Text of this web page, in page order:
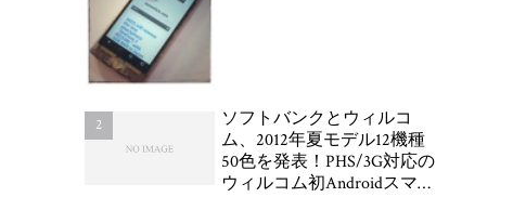
ソフトバンクとウィルコ
ム、2012年夏モデル12機種
50色を発表！PHS/3G対応の
ウィルコム初Androidスマー